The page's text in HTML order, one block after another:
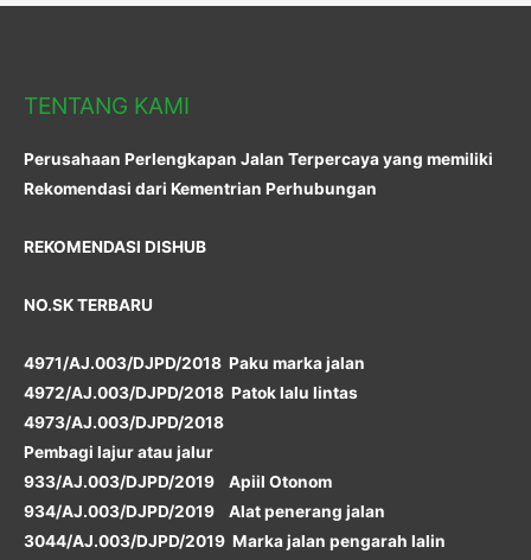
TENTANG KAMI
Perusahaan Perlengkapan Jalan Terpercaya yang memiliki
Rekomendasi dari Kementrian Perhubungan
REKOMENDASI DISHUB
NO.SK TERBARU
4971/AJ.003/DJPD/2018 Paku marka jalan
4972/AJ.003/DJPD/2018 Patok lalu lintas
4973/AJ.003/DJPD/2018
Pembagi lajur atau jalur
933/AJ.003/DJPD/2019 Apiil Otonom
934/AJ.003/DJPD/2019 Alat penerang jalan
3044/AJ.003/DJPD/2019 Marka jalan pengarah lalin